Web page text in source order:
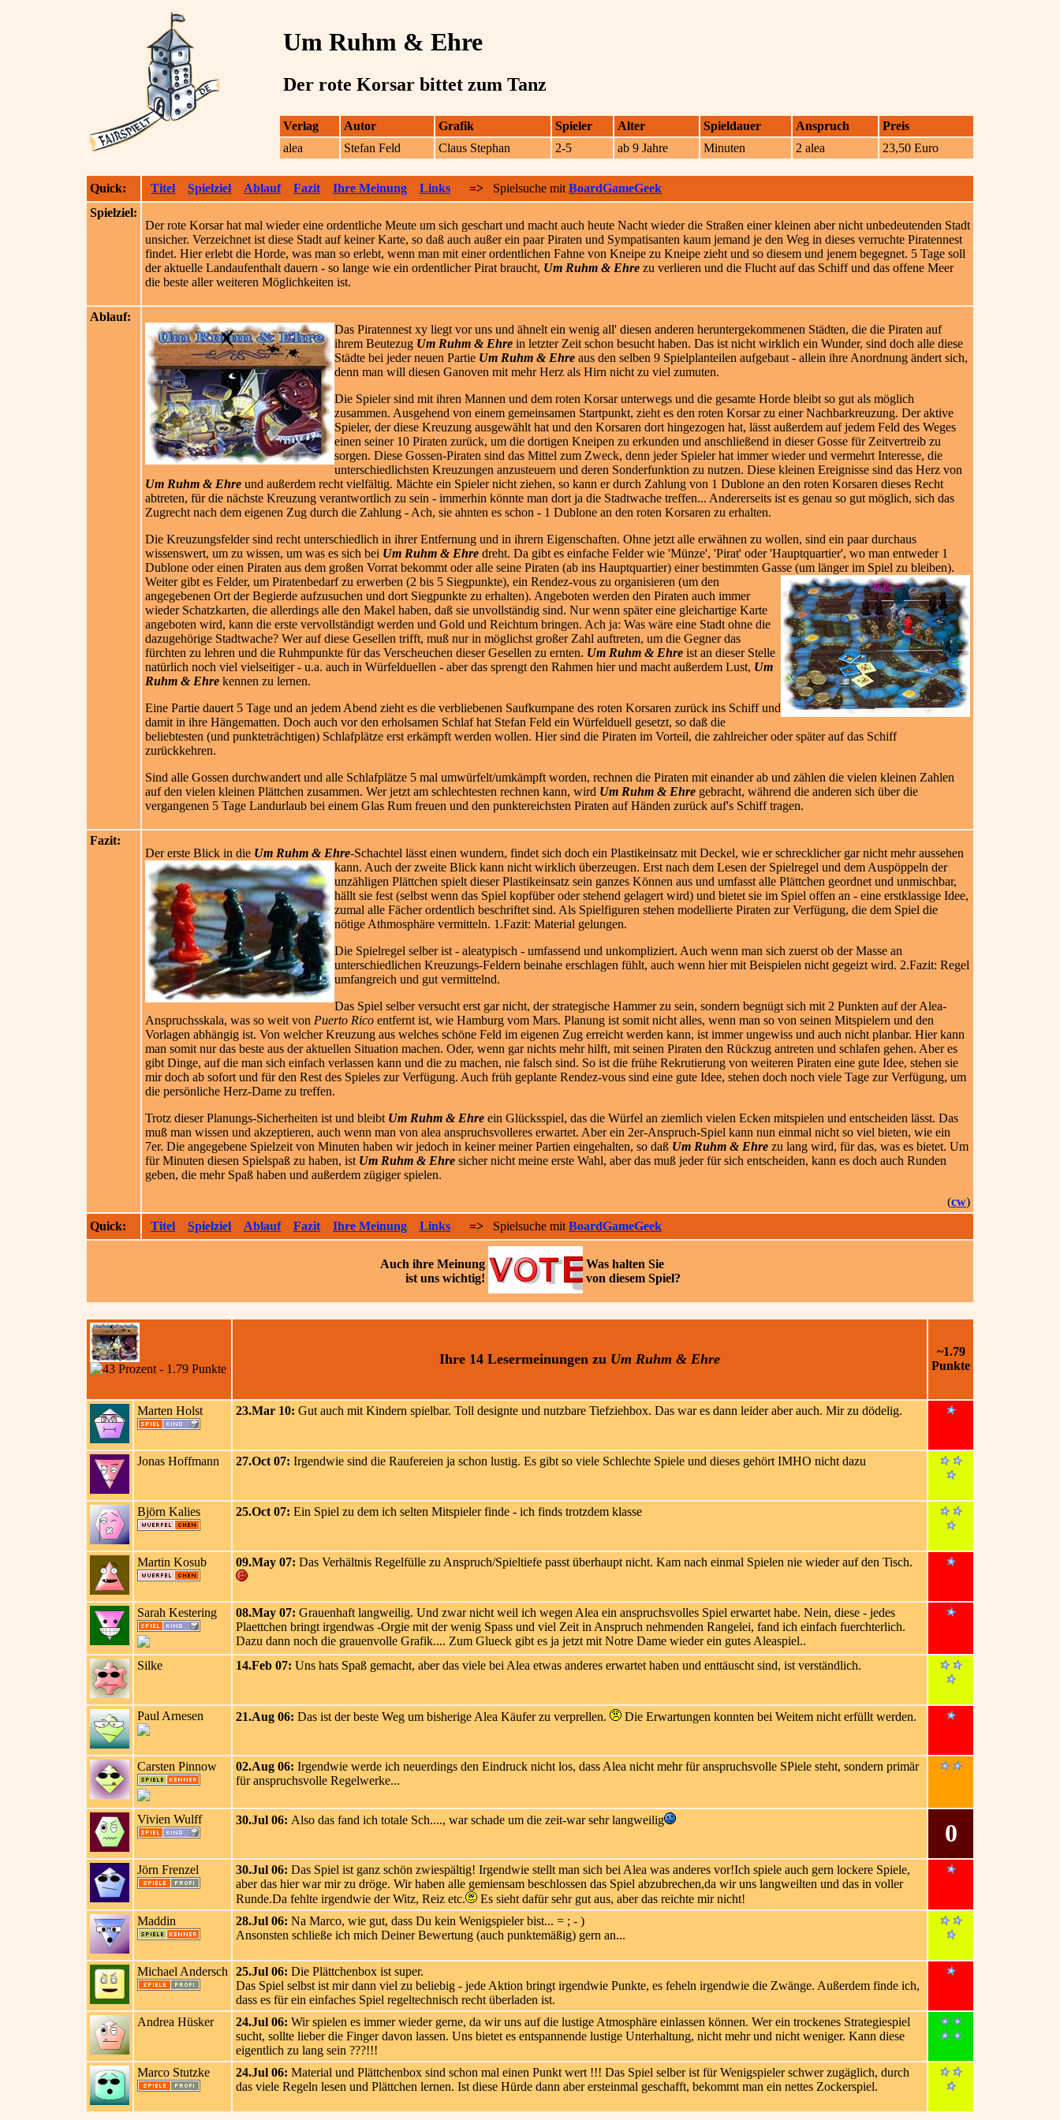
Um Ruhm & Ehre
Der rote Korsar bittet zum Tanz
Verlag Autor Grafik Spieler Alter Spieldauer Anspruch
Preis
alea
Stefan Feld Claus Stephan 2-5 ab 9 Jahre Minuten 2 alea 23,50 Euro
Quick: Titel Spielziel Ablauf Fazit Ihre Meinung Links => Spielsuche mit BoardGameGeek
Spielziel:
Der rote Korsar hat mal wieder eine ordentliche Meute um sich geschart und macht auch heute Nacht wieder die Straßen einer kleinen aber nicht unbedeutenden Stadt
unsicher. Verzeichnet ist diese Stadt auf keiner Karte, so daß auch außer ein paar Piraten und Sympatisanten kaum jemand je den Weg in dieses verruchte Piratennest
findet. Hier erlebt die Horde, was man so erlebt, wenn man mit einer ordentlichen Fahne von Kneipe zu Kneipe zieht und so diesem und jenem begegnet. 5 Tage soll
der aktuelle Landaufenthalt dauern - so lange wie ein ordentlicher Pirat braucht, Um Ruhm & Ehre zu verlieren und die Flucht auf das Schiff und das offene Meer
die beste aller weiteren Möglichkeiten ist.
Ablauf:
Das Piratennest xy liegt vor uns und ähnelt ein wenig all' diesen anderen heruntergekommenen Städten, die die Piraten auf
ihrem Beutezug Um Ruhm & Ehre in letzter Zeit schon besucht haben. Das ist nicht wirklich ein Wunder, sind doch alle diese
Städte bei jeder neuen Partie Um Ruhm & Ehre aus den selben 9 Spielplanteilen aufgebaut - allein ihre Anordnung ändert sich,
denn man will diesen Ganoven mit mehr Herz als Hirn nicht zu viel zumuten.
Die Spieler sind mit ihren Mannen und dem roten Korsar unterwegs und die gesamte Horde bleibt so gut als möglich
zusammen. Ausgehend von einem gemeinsamen Startpunkt, zieht es den roten Korsar zu einer Nachbarkreuzung. Der aktive
Spieler, der diese Kreuzung ausgewählt hat und den Korsaren dort hingezogen hat, lässt außerdem auf jedem Feld des Weges
einen seiner 10 Piraten zurück, um die dortigen Kneipen zu erkunden und anschließend in dieser Gosse für Zeitvertreib zu
sorgen. Diese Gossen-Piraten sind das Mittel zum Zweck, denn jeder Spieler hat immer wieder und vermehrt Interesse, die
unterschiedlichsten Kreuzungen anzusteuern und deren Sonderfunktion zu nutzen. Diese kleinen Ereignisse sind das Herz von
Um Ruhm & Ehre und außerdem recht vielfältig. Mächte ein Spieler nicht ziehen, so kann er durch Zahlung von 1 Dublone an den roten Korsaren dieses Recht
abtreten, für die nächste Kreuzung verantwortlich zu sein - immerhin könnte man dort ja die Stadtwache treffen... Andererseits ist es genau so gut möglich, sich das
Zugrecht nach dem eigenen Zug durch die Zahlung - Ach, sie ahnten es schon - 1 Dublone an den roten Korsaren zu erhalten.
Die Kreuzungsfelder sind recht unterschiedlich in ihrer Entfernung und in ihrern Eigenschaften. Ohne jetzt alle erwähnen zu wollen, sind ein paar durchaus
wissenswert, um zu wissen, um was es sich bei Um Ruhm & Ehre dreht. Da gibt es einfache Felder wie 'Münze', 'Pirat' oder 'Hauptquartier', wo man entweder 1
Dublone oder einen Piraten aus dem großen Vorrat bekommt oder alle seine Piraten (ab ins Hauptquartier) einer bestimmten Gasse (um länger im Spiel zu bleiben).
Weiter gibt es Felder, um Piratenbedarf zu erwerben (2 bis 5 Siegpunkte), ein Rendez-vous zu organisieren (um den
angegebenen Ort der Begierde aufzusuchen und dort Siegpunkte zu erhalten). Angeboten werden den Piraten auch immer
wieder Schatzkarten, die allerdings alle den Makel haben, daß sie unvollständig sind. Nur wenn später eine gleichartige Karte
angeboten wird, kann die erste vervollständigt werden und Gold und Reichtum bringen. Ach ja: Was wäre eine Stadt ohne die
dazugehörige Stadtwache? Wer auf diese Gesellen trifft, muß nur in möglichst großer Zahl auftreten, um die Gegner das
fürchten zu lehren und die Ruhmpunkte für das Verscheuchen dieser Gesellen zu ernten. Um Ruhm & Ehre ist an dieser Stelle
natürlich noch viel vielseitiger - u.a. auch in Würfelduellen - aber das sprengt den Rahmen hier und macht außerdem Lust, Um
Ruhm & Ehre kennen zu lernen.
Eine Partie dauert 5 Tage und an jedem Abend zieht es die verbliebenen Saufkumpane des roten Korsaren zurück ins Schiff und
damit in ihre Hängematten. Doch auch vor den erholsamen Schlaf hat Stefan Feld ein Würfelduell gesetzt, so daß die
beliebtesten (und punkteträchtigen) Schlafplätze erst erkämpft werden wollen. Hier sind die Piraten im Vorteil, die zahlreicher oder später auf das Schiff
zurückkehren.
Sind alle Gossen durchwandert und alle Schlafplätze 5 mal umwürfelt/umkämpft worden, rechnen die Piraten mit einander ab und zählen die vielen kleinen Zahlen
auf den vielen kleinen Plättchen zusammen. Wer jetzt am schlechtesten rechnen kann, wird Um Ruhm & Ehre gebracht, während die anderen sich über die
vergangenen 5 Tage Landurlaub bei einem Glas Rum freuen und den punktereichsten Piraten auf Händen zurück auf's Schiff tragen.
Fazit:
Der erste Blick in die Um Ruhm & Ehre-Schachtel lässt einen wundern, findet sich doch ein Plastikeinsatz mit Deckel, wie er schrecklicher gar nicht mehr aussehen
kann. Auch der zweite Blick kann nicht wirklich überzeugen. Erst nach dem Lesen der Spielregel und dem Auspöppeln der
unzähligen Plättchen spielt dieser Plastikeinsatz sein ganzes Können aus und umfasst alle Plättchen geordnet und unmischbar,
hällt sie fest (selbst wenn das Spiel kopfüber oder stehend gelagert wird) und bietet sie im Spiel offen an - eine erstklassige Idee,
zumal alle Fächer ordentlich beschriftet sind. Als Spielfiguren stehen modellierte Piraten zur Verfügung, die dem Spiel die
nötige Athmosphäre vermitteln. 1.Fazit: Material gelungen.
Die Spielregel selber ist - aleatypisch - umfassend und unkompliziert. Auch wenn man sich zuerst ob der Masse an
unterschiedlichen Kreuzungs-Feldern beinahe erschlagen fühlt, auch wenn hier mit Beispielen nicht gegeizt wird. 2.Fazit: Regel
umfangreich und gut vermittelnd.
Das Spiel selber versucht erst gar nicht, der strategische Hammer zu sein, sondern begnügt sich mit 2 Punkten auf der Alea-
Anspruchsskala, was so weit von Puerto Rico entfernt ist, wie Hamburg vom Mars. Planung ist somit nicht alles, wenn man so von seinen Mitspielern und den
Vorlagen abhängig ist. Von welcher Kreuzung aus welches schöne Feld im eigenen Zug erreicht werden kann, ist immer ungewiss und auch nicht planbar. Hier kann
man somit nur das beste aus der aktuellen Situation machen. Oder, wenn gar nichts mehr hilft, mit seinen Piraten den Rückzug antreten und schlafen gehen. Aber es
gibt Dinge, auf die man sich einfach verlassen kann und die zu machen, nie falsch sind. So ist die frühe Rekrutierung von weiteren Piraten eine gute Idee, stehen sie
mir doch ab sofort und für den Rest des Spieles zur Verfügung. Auch früh geplante Rendez-vous sind eine gute Idee, stehen doch noch viele Tage zur Verfügung, um
die persönliche Herz-Dame zu treffen.
Trotz dieser Planungs-Sicherheiten ist und bleibt Um Ruhm & Ehre ein Glücksspiel, das die Würfel an ziemlich vielen Ecken mitspielen und entscheiden lässt. Das
muß man wissen und akzeptieren, auch wenn man von alea anspruchsvolleres erwartet. Aber ein 2er-Anspruch-Spiel kann nun einmal nicht so viel bieten, wie ein
7er. Die angegebene Spielzeit von Minuten haben wir jedoch in keiner meiner Partien eingehalten, so daß Um Ruhm & Ehre zu lang wird, für das, was es bietet. Um
für Minuten diesen Spielspaß zu haben, ist Um Ruhm & Ehre sicher nicht meine erste Wahl, aber das muß jeder für sich entscheiden, kann es doch auch Runden
geben, die mehr Spaß haben und außerdem zügiger spielen.
(cw)
Quick:
Titel Spielziel Ablauf Fazit Ihre Meinung Links => Spielsuche mit BoardGameGeek
Auch ihre Meinung
ist uns wichtig!
Was halten Sie
von diesem Spiel?
Ihre 14 Lesermeinungen zu Um Ruhm & Ehre
~1.79
Punkte
Marten Holst 23.Mar 10: Gut auch mit Kindern spielbar. Toll designte und nutzbare Tiefziehbox. Das war es dann leider aber auch. Mir zu dödelig.
Jonas Hoffmann 27.Oct 07: Irgendwie sind die Raufereien ja schon lustig. Es gibt so viele Schlechte Spiele und dieses gehört IMHO nicht dazu
Björn Kalies 25.Oct 07: Ein Spiel zu dem ich selten Mitspieler finde - ich finds trotzdem klasse
Martin Kosub 09.May 07: Das Verhältnis Regelfülle zu Anspruch/Spieltiefe passt überhaupt nicht. Kam nach einmal Spielen nie wieder auf den Tisch.
Sarah Kestering 08.May 07: Grauenhaft langweilig. Und zwar nicht weil ich wegen Alea ein anspruchsvolles Spiel erwartet habe. Nein, diese - jedes
Plaettchen bringt irgendwas -Orgie mit der wenig Spass und viel Zeit in Anspruch nehmenden Rangelei, fand ich einfach fuerchterlich.
Dazu dann noch die grauenvolle Grafik.... Zum Glueck gibt es ja jetzt mit Notre Dame wieder ein gutes Aleaspiel..
Silke
14.Feb 07: Uns hats Spaß gemacht, aber das viele bei Alea etwas anderes erwartet haben und enttäuscht sind, ist verständlich.
Paul Arnesen 21.Aug 06: Das ist der beste Weg um bisherige Alea Käufer zu verprellen. Die Erwartungen konnten bei Weitem nicht erfüllt werden.
Carsten Pinnow 02.Aug 06: Irgendwie werde ich neuerdings den Eindruck nicht los, dass Alea nicht mehr für anspruchsvolle SPiele steht, sondern primär
für anspruchsvolle Regelwerke...
Vivien Wulff 30.Jul 06: Also das fand ich totale Sch...., war schade um die zeit-war sehr langweilig 0
Jörn Frenzel 30.Jul 06: Das Spiel ist ganz schön zwiespältig! Irgendwie stellt man sich bei Alea was anderes vor!Ich spiele auch gern lockere Spiele,
aber das hier war mir zu dröge. Wir haben alle gemiensam beschlossen das Spiel abzubrechen,da wir uns langweilten und das in voller
Runde.Da fehlte irgendwie der Witz, Reiz etc.
Es sieht dafür sehr gut aus, aber das reichte mir nicht!
Maddin
28.Jul 06: Na Marco, wie gut, dass Du kein Wenigspieler bist... = ; - )
Ansonsten schließe ich mich Deiner Bewertung (auch punktemäßig) gern an...
Michael Andersch 25.Jul 06: Die Plättchenbox ist super.
Das Spiel selbst ist mir dann viel zu beliebig - jede Aktion bringt irgendwie Punkte, es feheln irgendwie die Zwänge. Außerdem finde ich,
dass es für ein einfaches Spiel regeltechnisch recht überladen ist.
Andrea Hüsker
24.Jul 06: Wir spielen es immer wieder gerne, da wir uns auf die lustige Atmosphäre einlassen können. Wer ein trockenes Strategiespiel
sucht, sollte lieber die Finger davon lassen. Uns bietet es entspannende lustige Unterhaltung, nicht mehr und nicht weniger. Kann diese
eigentlich zu lang sein ???!!!
Marco Stutzke
24.Jul 06: Material und Plättchenbox sind schon mal einen Punkt wert !!! Das Spiel selber ist für Wenigspieler schwer zugäglich, durch
das viele Regeln lesen und Plättchen lernen. Ist diese Hürde dann aber ersteinmal geschafft, bekommt man ein nettes Zockerspiel.